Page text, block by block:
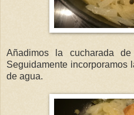
Añadimos la cucharada
Seguidamente incorporamos
de agua.